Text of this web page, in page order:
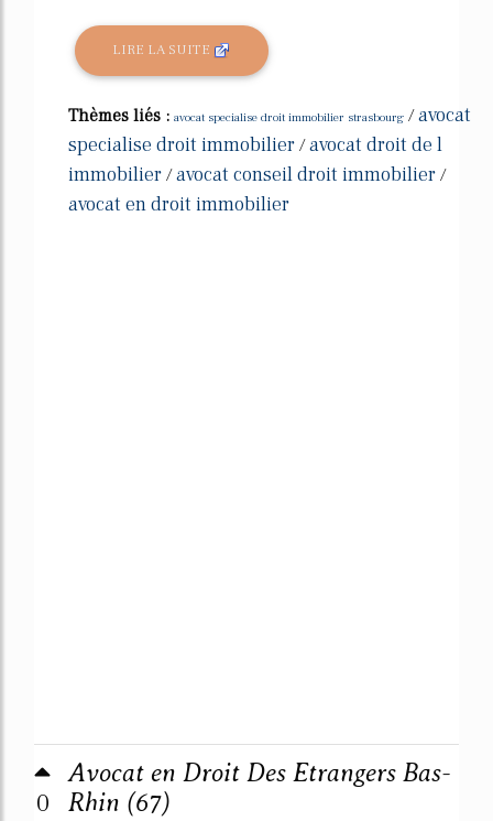
LIRE LA SUITE
Thèmes liés : avocat specialise droit immobilier strasbourg /avocat
specialise droit immobilier /avocat droit de l
immobilier /avocat conseil droit immobilier /
avocat en droit immobilier
0
Avocat en Droit Des Etrangers Bas-
Rhin (67)